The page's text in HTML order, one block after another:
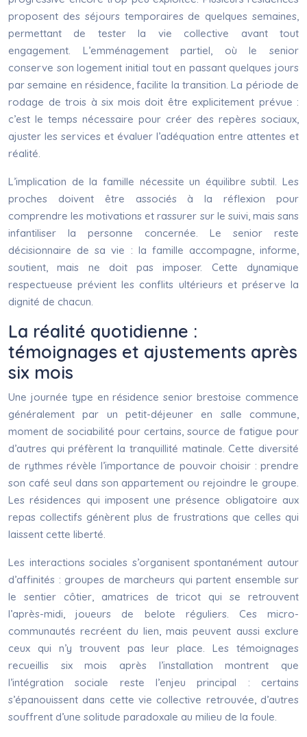
proposent des séjours temporaires de quelques semaines,
permettant de tester la vie collective avant tout
engagement. L’emménagement partiel, où le senior
conserve son logement initial tout en passant quelques jours
par semaine en résidence, facilite la transition. La période de
rodage de trois à six mois doit être explicitement prévue :
c’est le temps nécessaire pour créer des repères sociaux,
ajuster les services et évaluer l’adéquation entre attentes et
réalité.
L’implication de la famille nécessite un équilibre subtil. Les
proches doivent être associés à la réflexion pour
comprendre les motivations et rassurer sur le suivi, mais sans
infantiliser la personne concernée. Le senior reste
décisionnaire de sa vie : la famille accompagne, informe,
soutient, mais ne doit pas imposer. Cette dynamique
respectueuse prévient les conflits ultérieurs et préserve la
dignité de chacun.
La réalité quotidienne :
témoignages et ajustements après
six mois
Une journée type en résidence senior brestoise commence
généralement par un petit-déjeuner en salle commune,
moment de sociabilité pour certains, source de fatigue pour
d’autres qui préfèrent la tranquillité matinale. Cette diversité
de rythmes révèle l’importance de pouvoir choisir : prendre
son café seul dans son appartement ou rejoindre le groupe.
Les résidences qui imposent une présence obligatoire aux
repas collectifs génèrent plus de frustrations que celles qui
laissent cette liberté.
Les interactions sociales s’organisent spontanément autour
d’affinités : groupes de marcheurs qui partent ensemble sur
le sentier côtier, amatrices de tricot qui se retrouvent
l’après-midi, joueurs de belote réguliers. Ces micro-
communautés recréent du lien, mais peuvent aussi exclure
ceux qui n’y trouvent pas leur place. Les témoignages
recueillis six mois après l’installation montrent que
l’intégration sociale reste l’enjeu principal : certains
s’épanouissent dans cette vie collective retrouvée, d’autres
souffrent d’une solitude paradoxale au milieu de la foule.